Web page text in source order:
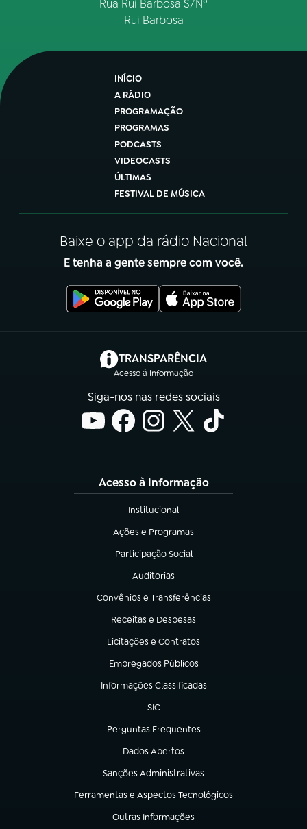
Rua Rui Barbosa S/Nº
Rui Barbosa
INÍCIO
A RÁDIO
PROGRAMAÇÃO
PROGRAMAS
PODCASTS
VIDEOCASTS
ÚLTIMAS
FESTIVAL DE MÚSICA
Baixe o app da rádio Nacional
E tenha a gente sempre com você.
TRANSPARÊNCIA
Acesso à Informação
(abre em nova aba)
Siga-nos nas redes sociais
Acesso à Informação
Institucional
(abre em nova aba)
Ações e Programas
(abre em nova aba)
Participação Social
(abre em nova aba)
Auditorias
(abre em nova aba)
Convênios e Transferências
(abre em nova aba)
Receitas e Despesas
(abre em nova aba)
Licitações e Contratos
(abre em nova aba)
Empregados Públicos
(abre em nova aba)
Informações Classificadas
(abre em nova aba)
SIC
(abre em nova aba)
Perguntas Frequentes
(abre em nova aba)
Dados Abertos
(abre em nova aba)
Sanções Administrativas
(abre em nova aba)
Ferramentas e Aspectos Tecnológicos
(abre em nova aba)
Outras Informações
(abre em nova aba)